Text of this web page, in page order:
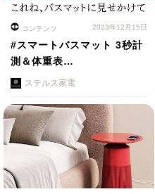
コンテンツ 2023年12月15日
#スマートバスマット 3秒計
測＆体重表…
ステルス家電